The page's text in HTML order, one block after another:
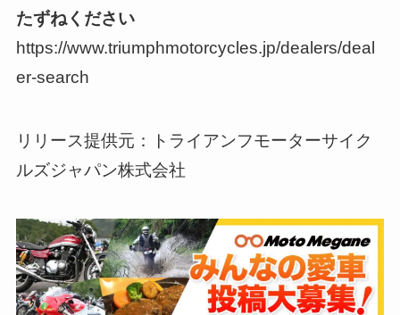
たずねください
https://www.triumphmotorcycles.jp/dealers/deal
er-search
リリース提供元：トライアンフモーターサイク
ルズジャパン株式会社